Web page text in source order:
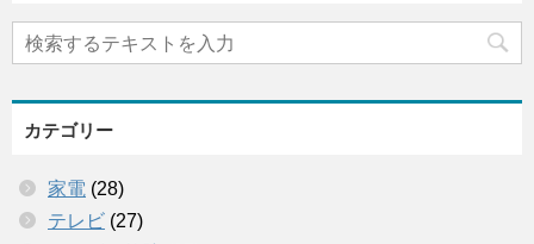
カテゴリー
家電 (28)
テレビ (27)